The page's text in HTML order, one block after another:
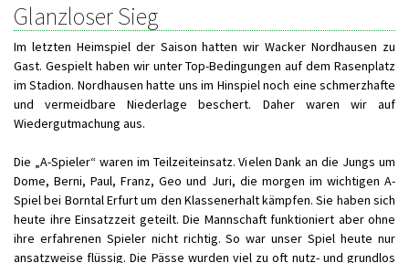
Glanzloser Sieg
Im letzten Heimspiel der Saison hatten wir Wacker Nordhausen zu
Gast. Gespielt haben wir unter Top-Bedingungen auf dem Rasenplatz
im Stadion. Nordhausen hatte uns im Hinspiel noch eine schmerzhafte
und vermeidbare Niederlage beschert. Daher waren wir auf
Wiedergutmachung aus.
Die „A-Spieler“ waren im Teilzeiteinsatz. Vielen Dank an die Jungs um
Dome, Berni, Paul, Franz, Geo und Juri, die morgen im wichtigen A-
Spiel bei Borntal Erfurt um den Klassenerhalt kämpfen. Sie haben sich
heute ihre Einsatzzeit geteilt. Die Mannschaft funktioniert aber ohne
ihre erfahrenen Spieler nicht richtig. So war unser Spiel heute nur
ansatzweise flüssig. Die Pässe wurden viel zu oft nutz- und grundlos